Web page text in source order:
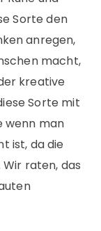
Sorte den
anregen,
macht,
kreative
Sorte mit
wenn man
ist, da die
raten, das